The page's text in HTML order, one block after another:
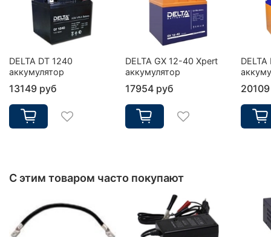
DELTA DT 1240
аккумулятор
13149 руб
DELTA GX 12-40 Xpert
аккумулятор
17954 руб
С этим товаром часто покупают